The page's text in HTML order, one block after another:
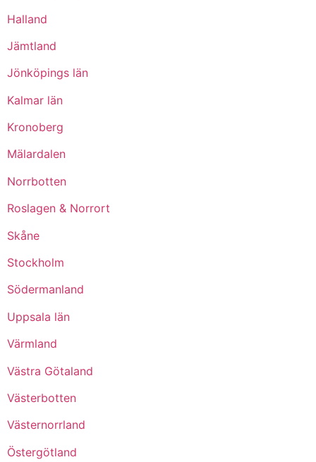
Halland
Jämtland
Jönköpings län
Kalmar län
Kronoberg
Mälardalen
Norrbotten
Roslagen & Norrort
Skåne
Stockholm
Södermanland
Uppsala län
Värmland
Västra Götaland
Västerbotten
Västernorrland
Östergötland